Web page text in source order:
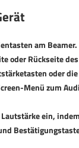
am
oder Rückseite
oder
Menü zum
ein,